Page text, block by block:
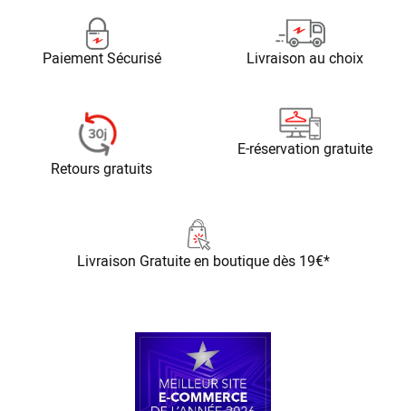
Paiement Sécurisé Livraison au choix
Retours gratuits
E-réservation gratuite
Livraison Gratuiteen boutique dès 19€*